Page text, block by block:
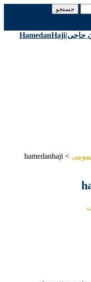
>
hamedanhaji